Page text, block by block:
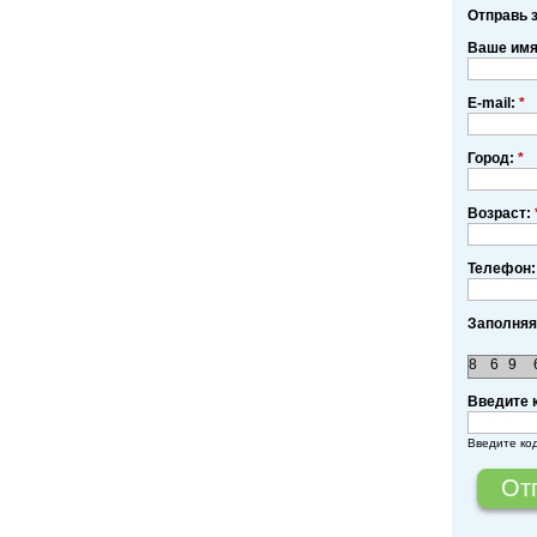
Отправь
Ваше
E-mail: *
Город: *
Возраст:
Телефон:
6 9
8
Введите
Введите